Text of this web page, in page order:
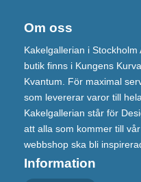
Om oss
Kakelgallerian i
butik finns i Kungens
Kvantum. För maximal
som levererar varor till
Kakelgallerian står för
att alla som kommer till
webbshop ska bli
Information